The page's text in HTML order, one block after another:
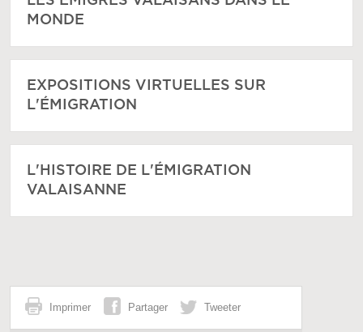
MONDE
EXPOSITIONS VIRTUELLES SUR
L'ÉMIGRATION
L'HISTOIRE DE L'ÉMIGRATION
VALAISANNE
Imprimer Partager Tweeter